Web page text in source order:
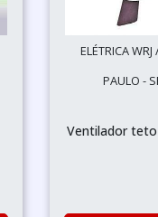
ELÉTRICA
PAULO -
Ventilador